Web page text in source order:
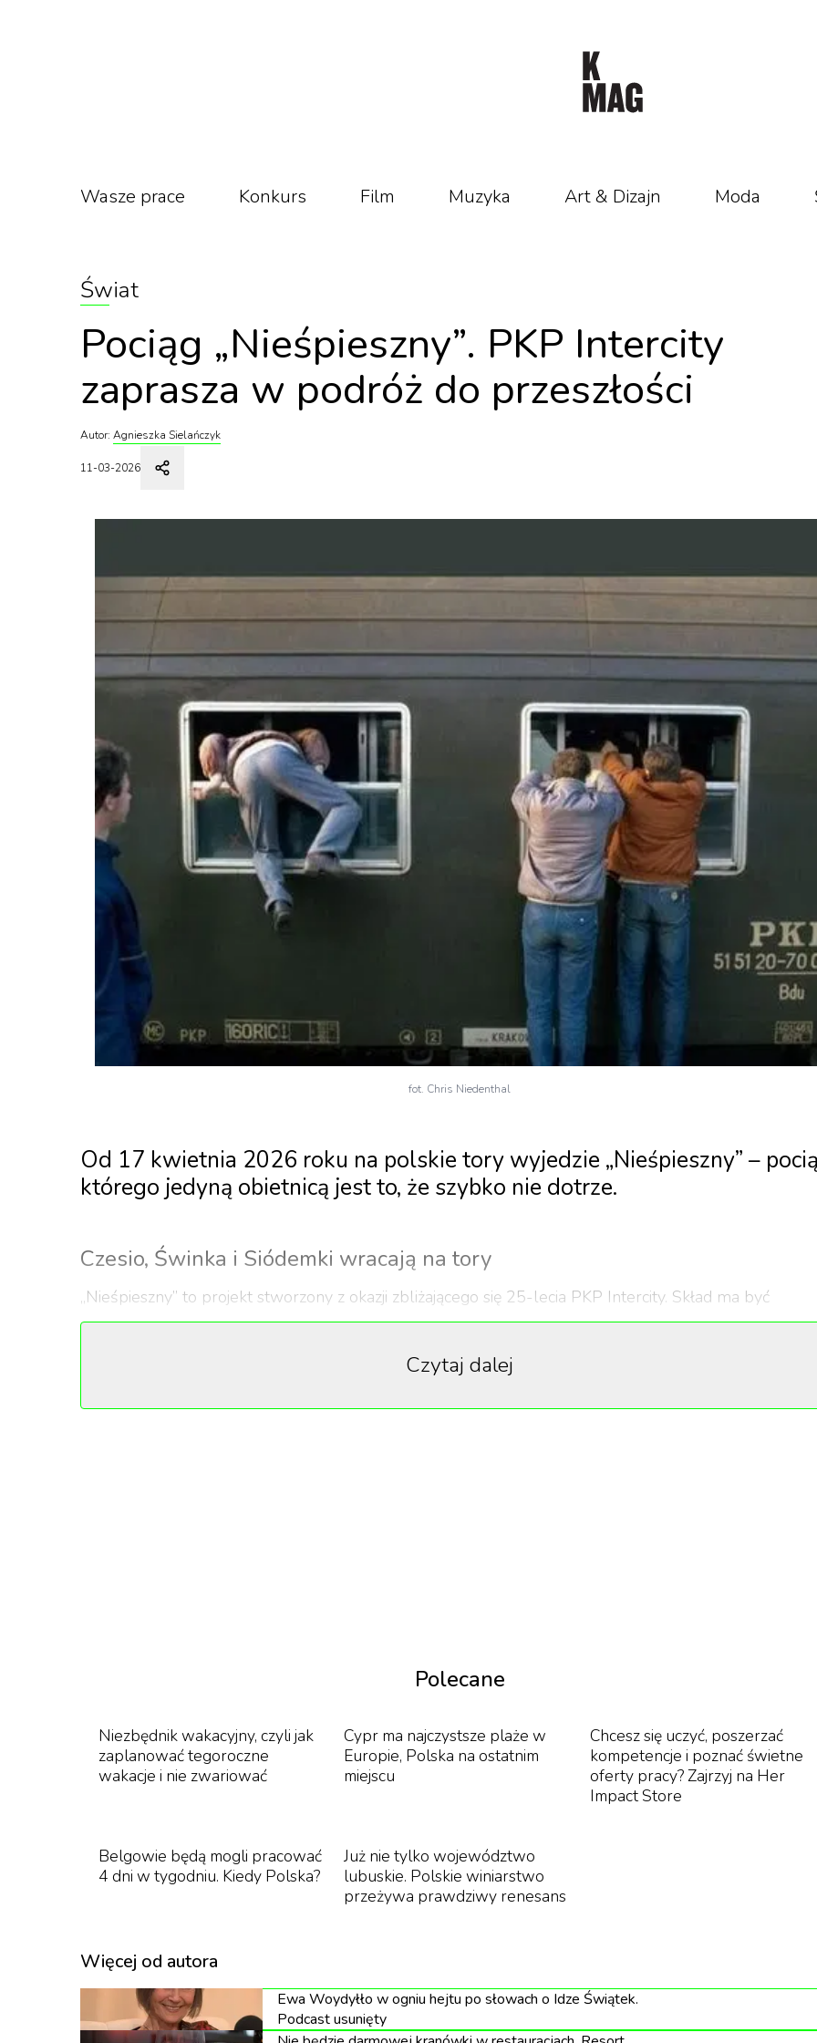
Wasze prace Konkurs Film Muzyka Art & Dizajn Moda
Świat
Pociąg „Nieśpieszny”. PKP Intercity
zaprasza w podróż do przeszłości
Autor: Agnieszka Sielańczyk
11-03-2026
fot. Chris Niedenthal
Od 17 kwietnia 2026 roku na polskie tory wyjedzie „Nieśpieszny” –
którego jedyną obietnicą jest to, że szybko nie dotrze.
Czesio, Świnka i Siódemki wracają na tory
„Nieśpieszny” to projekt stworzony z okazji zbliżającego się 25-lecia PKP Intercity. Skład ma być
sentymentalną podróżą do lat osiemdziesiątych – z lokomotywami w historycznych barwach i
klasycznymi wagonami z oryginalnym wyposażeniem tamtej epoki.
Tradycyjne dania kuchni polskiej i napoje przywołujące smak minionych dekad mają dopełnić
wyprawy. Dla kogoś, kto pamięta, jak w wagonie restauracyjnym zamawiało się zupę pomidorową z
ryżem i schabowego to propozycja nie do odrzucenia. Dla kogoś, kto tego nie pamięta – lekcja historii
Ponad 40 kursów przez całą Polskę
takimi jak „Sawa”, „Góral”, „Krzyżak” czy „Krasnal”. Te nazwy to nie marketing, a bezpośrednie
do systemu nazewnictwa pociągów, który był standardem na polskiej kolei przez całe dekady PRL-u i
pierwszych lat po transformacji.
Czytaj dalej
Polecane
Niezbędnik wakacyjny, czyli jak
zaplanować tegoroczne
wakacje i nie zwariować
Cypr ma najczystsze plaże w
Europie, Polska na ostatnim
miejscu
Chcesz się uczyć, poszerzać
kompetencje i poznać świetne
oferty pracy? Zajrzyj na Her
Impact Store
Belgowie będą mogli pracować
4 dni w tygodniu. Kiedy Polska?
Już nie tylko województwo
lubuskie. Polskie winiarstwo
przeżywa prawdziwy renesans
Więcej od autora
Ewa Woydyłło w ogniu hejtu po słowach o Idze Świątek.
Podcast usunięty